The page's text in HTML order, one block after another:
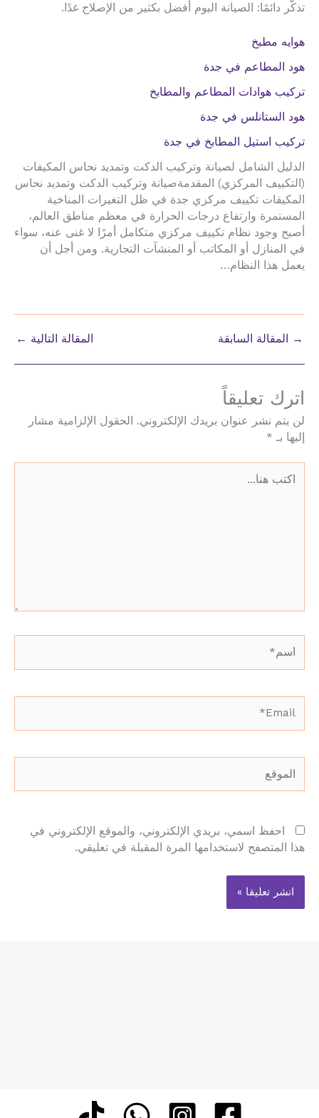
تذكّر دائمًا: الصيانة اليوم أفضل بكثير من الإصلاح غدًا.
هوايه مطبخ
هود المطاعم في جدة
تركيب هوادات المطاعم والمطابخ
هود الستانلس في جدة
تركيب استيل المطابخ في جدة
الدليل الشامل لصيانة وتركيب الدكت وتمديد نحاس المكيفات
(التكييف المركزي) المقدمةصيانة وتركيب الدكت وتمديد نحاس
المكيفات تكييف مركزي جدة في ظل التغيرات المناخية
المستمرة وارتفاع درجات الحرارة في معظم مناطق العالم،
أصبح وجود نظام تكييف مركزي متكامل أمرًا لا غنى عنه، سواء
في المنازل أو المكاتب أو المنشآت التجارية. ومن أجل أن
يعمل هذا النظام…
→ المقالة السابقة المقالة التالية ←
اترك تعليقاً
لن يتم نشر عنوان بريدك الإلكتروني.
الحقول الإلزامية مشار
إليها بـ *
هنا...
احفظ اسمي، بريدي الإلكتروني، والموقع الإلكتروني في
هذا المتصفح لاستخدامها المرة المقبلة في تعليقي.